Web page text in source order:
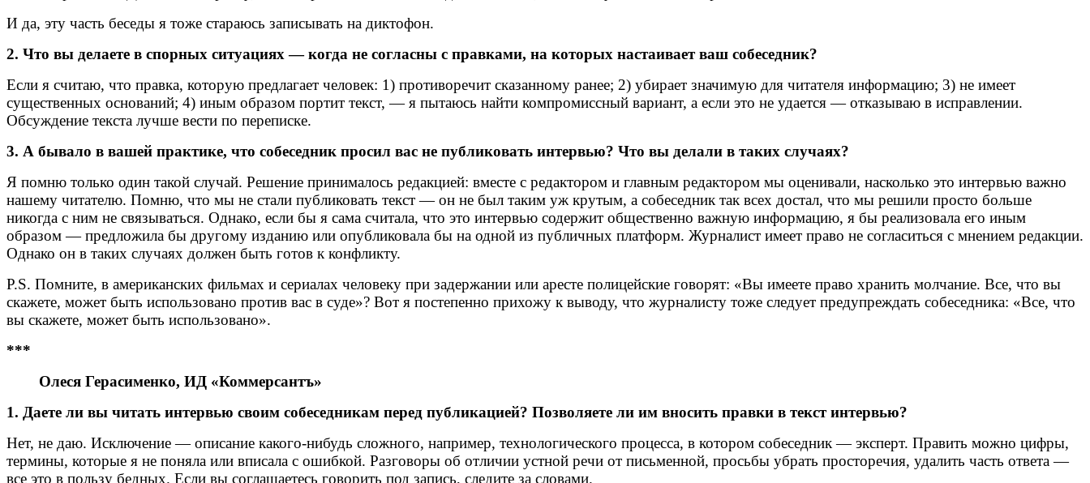
И да, эту часть беседы я тоже стараюсь записывать на диктофон.
2. Что вы делаете в спорных ситуациях — когда не согласны с правками, на которых настаивает ваш собеседник?
Если я считаю, что правка, которую предлагает человек: 1) противоречит сказанному ранее; 2) убирает значимую для читателя информацию; 3) не имеет
существенных оснований; 4) иным образом портит текст, — я пытаюсь найти компромиссный вариант, а если это не удается — отказываю в исправлении.
Обсуждение текста лучше вести по переписке.
3. А бывало в вашей практике, что собеседник просил вас не публиковать интервью? Что вы делали в таких случаях?
Я помню только один такой случай. Решение принималось редакцией: вместе с редактором и главным редактором мы оценивали, насколько это интервью важно
нашему читателю. Помню, что мы не стали публиковать текст — он не был таким уж крутым, а собеседник так всех достал, что мы решили просто больше
никогда с ним не связываться. Однако, если бы я сама считала, что это интервью содержит общественно важную информацию, я бы реализовала его иным
образом — предложила бы другому изданию или опубликовала бы на одной из публичных платформ. Журналист имеет право не согласиться с мнением редакции.
Однако он в таких случаях должен быть готов к конфликту.
P.S. Помните, в американских фильмах и сериалах человеку при задержании или аресте полицейские говорят: «Вы имеете право хранить молчание. Все, что вы
скажете, может быть использовано против вас в суде»? Вот я постепенно прихожу к выводу, что журналисту тоже следует предупреждать собеседника: «Все, что
вы скажете, может быть использовано».
***
Олеся Герасименко, ИД «Коммерсантъ»
1. Даете ли вы читать интервью своим собеседникам перед публикацией? Позволяете ли им вносить правки в текст интервью?
Нет, не даю. Исключение — описание какого-нибудь сложного, например, технологического процесса, в котором собеседник — эксперт. Править можно цифры,
термины, которые я не поняла или вписала с ошибкой. Разговоры об отличии устной речи от письменной, просьбы убрать просторечия, удалить часть ответа —
все это в пользу бедных. Если вы соглашаетесь говорить под запись, следите за словами.